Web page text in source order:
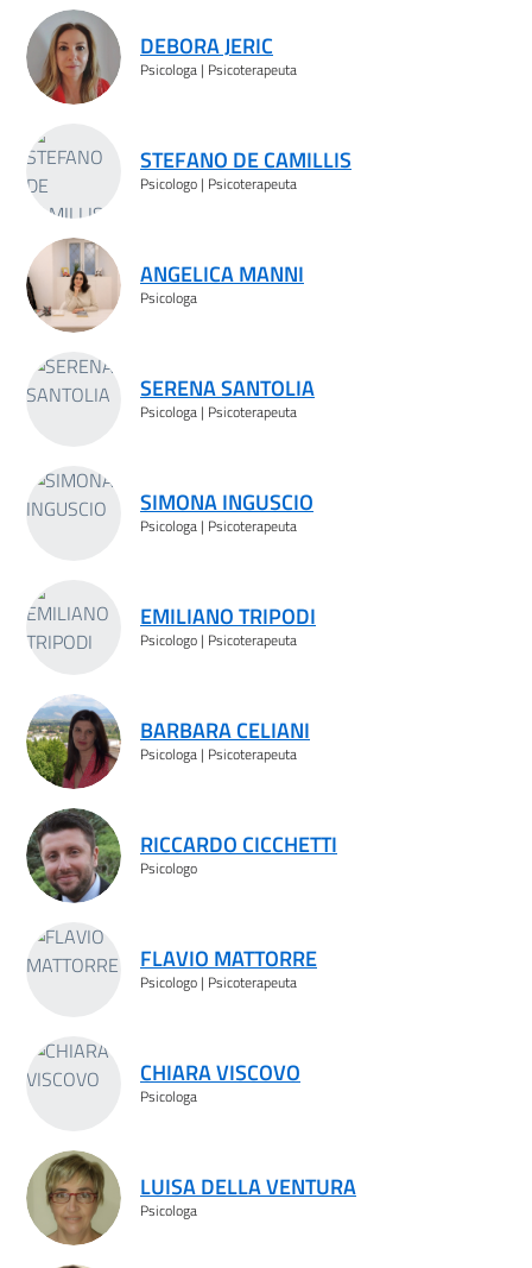
DEBORA JERIC
Psicologa | Psicoterapeuta
STEFANO DE CAMILLIS
Psicologo | Psicoterapeuta
ANGELICA MANNI
Psicologa
SERENA SANTOLIA
Psicologa | Psicoterapeuta
SIMONA INGUSCIO
Psicologa | Psicoterapeuta
EMILIANO TRIPODI
Psicologo | Psicoterapeuta
BARBARA CELIANI
Psicologa | Psicoterapeuta
RICCARDO CICCHETTI
Psicologo
FLAVIO MATTORRE
Psicologo | Psicoterapeuta
CHIARA VISCOVO
Psicologa
LUISA DELLA VENTURA
Psicologa